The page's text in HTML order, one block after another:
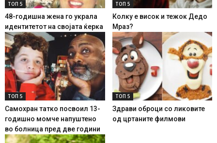
ТОП 5
48-годишна жена го украла
идентитетот на својата ќерка
ТОП 5
Колку е висок и тежок Дедо
Мраз?
ТОП 5
Самохран татко посвоил 13-
годишно момче напуштено
во болница пред две години
ТОП 5
Здрави оброци со ликовите
од цртаните филмови